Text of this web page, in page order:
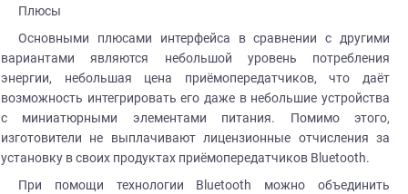
Плюсы
Основными плюсами интерфейса в сравнении с другими
вариантами являются небольшой уровень потребления
энергии, небольшая цена приёмопередатчиков, что даёт
возможность интегрировать его даже в небольшие устройства
с миниатюрными элементами питания. Помимо этого,
изготовители не выплачивают лицензионные отчисления за
установку в своих продуктах приёмопередатчиков Bluetooth.
При помощи технологии Bluetooth можно объединить